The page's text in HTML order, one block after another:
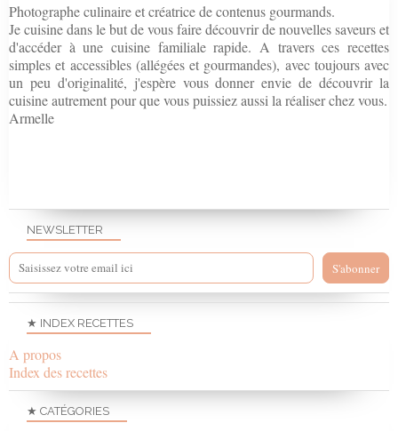
NEWSLETTER
★ INDEX RECETTES
A propos
Index des recettes
★ CATÉGORIES
Photographe culinaire et créatrice de contenus gourmands.
Je cuisine dans le but de vous faire découvrir de nouvelles saveurs et
d'accéder à une cuisine familiale rapide. A travers ces recettes
simples et accessibles (allégées et gourmandes), avec toujours avec
un peu d'originalité, j'espère vous donner envie de découvrir la
cuisine autrement pour que vous puissiez aussi la réaliser chez vous.
Armelle